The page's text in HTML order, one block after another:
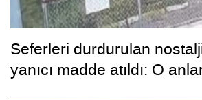
Seferleri durdurulan
yanıcı madde atıldı: O